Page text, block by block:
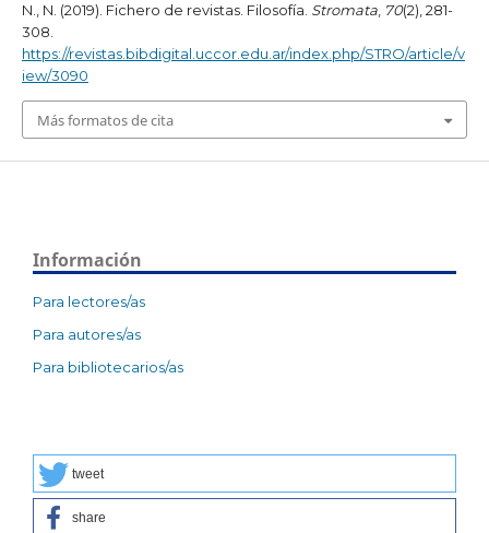
N., N. (2019). Fichero de revistas. Filosofía. Stromata, 70(2), 281-
308.
https://revistas.bibdigital.uccor.edu.ar/index.php/STRO/article/v
iew/3090
Más formatos de cita
Información
Para lectores/as
Para autores/as
Para bibliotecarios/as
tweet
share